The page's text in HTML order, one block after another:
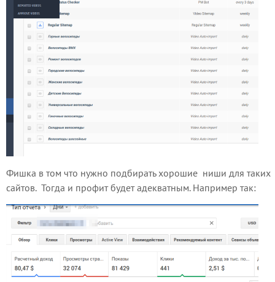
Фишка в том что нужно подбирать хорошие ниши для таких
сайтов. Тогда и профит будет адекватным. Например так: